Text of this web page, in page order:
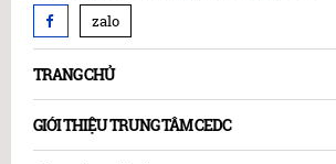
zalo
TRANG CHỦ
GIỚI THIỆU TRUNG TÂM CEDC